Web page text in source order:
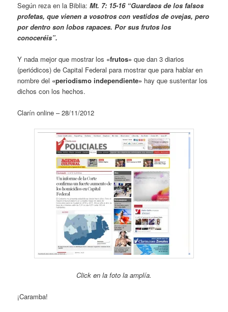
Según reza en la Biblia:Mt. 7: 15-16 “Guardaos de los falsos
profetas, que vienen a vosotros con vestidos de ovejas, pero
por dentro son lobos rapaces. Por sus frutos los
conoceréis”.
Y nada mejor que mostrar los «frutos» que dan 3 diarios
(periódicos) de Capital Federal para mostrar que para hablar en
nombre del «periodismo independiente» hay que sustentar los
dichos con los hechos.
Clarín online – 28/11/2012
Click en la foto la amplía.
¡Caramba!